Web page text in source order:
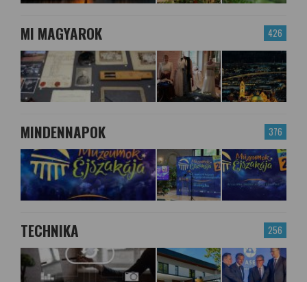
426
MI MAGYAROK
376
MINDENNAPOK
256
TECHNIKA